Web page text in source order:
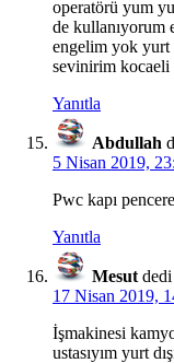
operatörü yum
de kullanıyorum
engelim yok yurt
sevinirim kocaeli
Yanıtla
Abdullah
5 Nisan 2019,
Pwc kapı
Yanıtla
Mesut
17 Nisan 2019,
İşmakinesi
ustasıyım yurt